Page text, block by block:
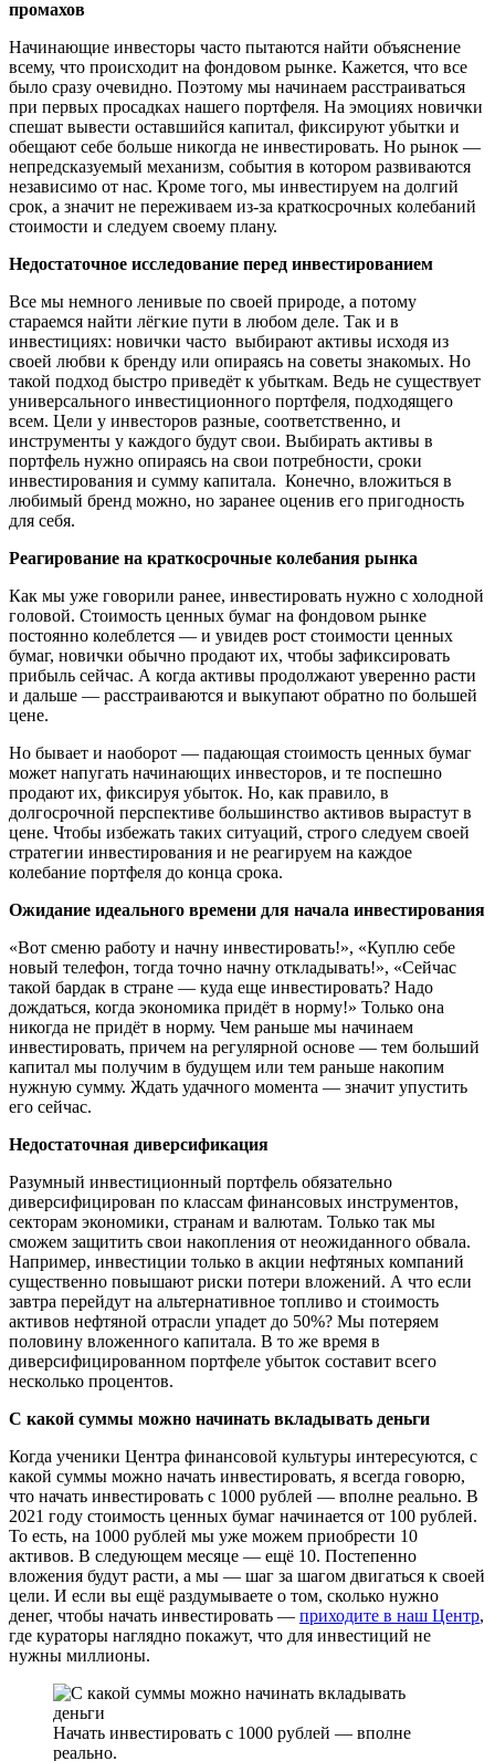
промахов
Начинающие инвесторы часто пытаются найти объяснение
всему, что происходит на фондовом рынке. Кажется, что все
было сразу очевидно. Поэтому мы начинаем расстраиваться
при первых просадках нашего портфеля. На эмоциях новички
спешат вывести оставшийся капитал, фиксируют убытки и
обещают себе больше никогда не инвестировать. Но рынок —
непредсказуемый механизм, события в котором развиваются
независимо от нас. Кроме того, мы инвестируем на долгий
срок, а значит не переживаем из-за краткосрочных колебаний
стоимости и следуем своему плану.
Недостаточное исследование перед инвестированием
Все мы немного ленивые по своей природе, а потому
стараемся найти лёгкие пути в любом деле. Так и в
инвестициях: новички часто выбирают активы исходя из
своей любви к бренду или опираясь на советы знакомых. Но
такой подход быстро приведёт к убыткам. Ведь не существует
универсального инвестиционного портфеля, подходящего
всем. Цели у инвесторов разные, соответственно, и
инструменты у каждого будут свои. Выбирать активы в
портфель нужно опираясь на свои потребности, сроки
инвестирования и сумму капитала. Конечно, вложиться в
любимый бренд можно, но заранее оценив его пригодность
для себя.
Реагирование на краткосрочные колебания рынка
Как мы уже говорили ранее, инвестировать нужно с холодной
головой. Стоимость ценных бумаг на фондовом рынке
постоянно колеблется — и увидев рост стоимости ценных
бумаг, новички обычно продают их, чтобы зафиксировать
прибыль сейчас. А когда активы продолжают уверенно расти
и дальше — расстраиваются и выкупают обратно по большей
цене.
Но бывает и наоборот — падающая стоимость ценных бумаг
может напугать начинающих инвесторов, и те поспешно
продают их, фиксируя убыток. Но, как правило, в
долгосрочной перспективе большинство активов вырастут в
цене. Чтобы избежать таких ситуаций, строго следуем своей
стратегии инвестирования и не реагируем на каждое
колебание портфеля до конца срока.
Ожидание идеального времени для начала инвестирования
«Вот сменю работу и начну инвестировать!», «Куплю себе
новый телефон, тогда точно начну откладывать!», «Сейчас
такой бардак в стране — куда еще инвестировать? Надо
дождаться, когда экономика придёт в норму!» Только она
никогда не придёт в норму. Чем раньше мы начинаем
инвестировать, причем на регулярной основе — тем больший
капитал мы получим в будущем или тем раньше накопим
нужную сумму. Ждать удачного момента — значит упустить
его сейчас.
Недостаточная диверсификация
Разумный инвестиционный портфель обязательно
диверсифицирован по классам финансовых инструментов,
секторам экономики, странам и валютам. Только так мы
сможем защитить свои накопления от неожиданного обвала.
Например, инвестиции только в акции нефтяных компаний
существенно повышают риски потери вложений. А что если
завтра перейдут на альтернативное топливо и стоимость
активов нефтяной отрасли упадет до 50%? Мы потеряем
половину вложенного капитала. В то же время в
диверсифицированном портфеле убыток составит всего
несколько процентов.
С какой суммы можно начинать вкладывать деньги
Когда ученики Центра финансовой культуры интересуются, с
какой суммы можно начать инвестировать, я всегда говорю,
что начать инвестировать с 1000 рублей — вполне реально. В
2021 году стоимость ценных бумаг начинается от 100 рублей.
То есть, на 1000 рублей мы уже можем приобрести 10
активов. В следующем месяце — ещё 10. Постепенно
вложения будут расти, а мы — шаг за шагом двигаться к своей
цели. И если вы ещё раздумываете о том, сколько нужно
денег, чтобы начать инвестировать — приходите в наш Центр,
где кураторы наглядно покажут, что для инвестиций не
нужны миллионы.
Начать инвестировать с 1000 рублей — вполне
реально.